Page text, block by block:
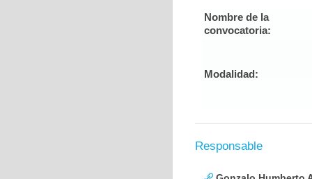
Nombre de la
convocatoria:
Modalidad:
Responsable